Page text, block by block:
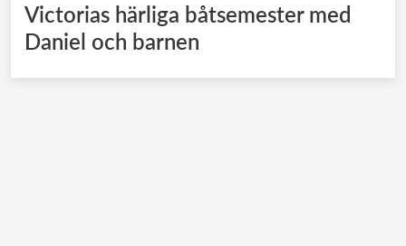
Victorias härliga båtsemester med
Daniel och barnen